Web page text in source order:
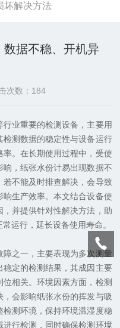
坏解决方法
据不稳、开机异
次数：184
业重要的检测设备，主要用
测数据的稳定性与设备运行
。在长期使用过程中，受使
，纸张水份计易出现数据不
不能及时排查解决，会导致
生产效率。本文结合设备使
并提供针对性解决方法，助
运行，延长设备使用寿命。
之一，主要表现为多次测量
定的检测结果，其成因主要
相关。环境因素方面，检测
会影响纸张水份的挥发与吸
测环境，保持环境温湿度稳
行检测，同时确保检测环境